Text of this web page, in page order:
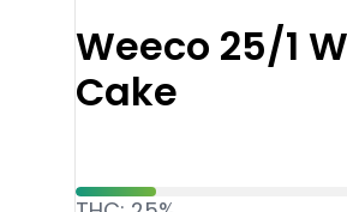
Weeco 25/1
Cake